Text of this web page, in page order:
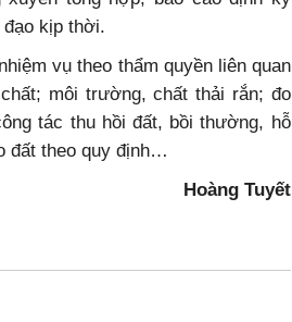
đạo kịp thời.
vụ theo thẩm quyền liên quan
môi trường, chất thải rắn; đo
tác thu hồi đất, bồi thường, hỗ
đất theo quy định…
Hoàng Tuyết